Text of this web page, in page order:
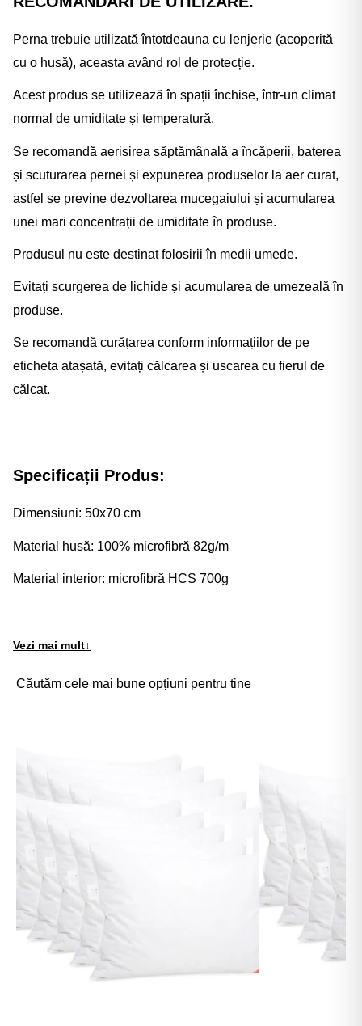
Perna trebuie utilizată întotdeauna cu lenjerie (acoperită
cu o husă), aceasta având rol de protecție.
Acest produs se utilizează în spații închise, într-un climat
normal de umiditate și temperatură.
Se recomandă aerisirea săptămânală a încăperii, baterea
și scuturarea pernei și expunerea produselor la aer curat,
astfel se previne dezvoltarea mucegaiului și acumularea
unei mari concentrații de umiditate în produse.
Produsul nu este destinat folosirii în medii umede.
Evitați scurgerea de lichide și acumularea de umezeală în
produse.
Se recomandă curățarea conform informațiilor de pe
eticheta atașată, evitați călcarea și uscarea cu fierul de
călcat.
Specificații Produs:
Dimensiuni: 50x70 cm
Material husă: 100% microfibră 82g/m
Material interior: microfibră HCS 700g
Vezi mai mult↓
Căutăm cele mai bune opțiuni pentru tine